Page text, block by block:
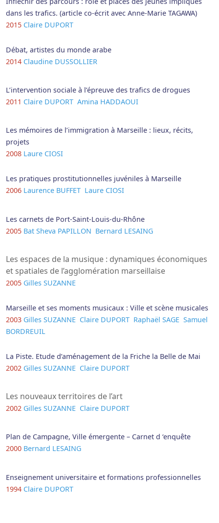
dans les trafics. (article co-écrit avec Anne-Marie TAGAWA)
2015 Claire DUPORT
Débat, artistes du monde arabe
2014 Claudine DUSSOLLIER
L’intervention sociale à l’épreuve des trafics de drogues
2011 Claire DUPORT Amina HADDAOUI
Les mémoires de l’immigration à Marseille : lieux, récits,
projets
2008 Laure CIOSI
Les pratiques prostitutionnelles juvéniles à Marseille
2006 Laurence BUFFET Laure CIOSI
Les carnets de Port-Saint-Louis-du-Rhône
2005 Bat Sheva PAPILLON Bernard LESAING
Les espaces de la musique : dynamiques économiques
et spatiales de l’agglomération marseillaise
2005 Gilles SUZANNE
Marseille et ses moments musicaux : Ville et scène musicales
2003 Gilles SUZANNE Claire DUPORT Raphaël SAGE Samuel
BORDREUIL
La Piste. Etude d’aménagement de la Friche la Belle de Mai
2002 Gilles SUZANNE Claire DUPORT
Les nouveaux territoires de l’art
2002 Gilles SUZANNE Claire DUPORT
Plan de Campagne, Ville émergente – Carnet d ‘enquête
2000 Bernard LESAING
Enseignement universitaire et formations professionnelles
1994 Claire DUPORT